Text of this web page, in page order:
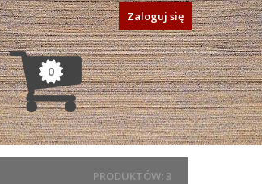
Zaloguj się
0
PRODUKTÓW: 3